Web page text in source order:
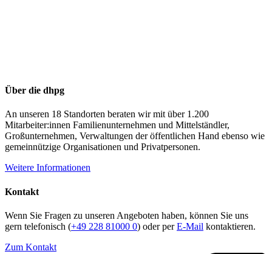
Über die dhpg
An unseren 18 Standorten beraten wir mit über 1.200
Mitarbeiter:innen Familienunternehmen und Mittelständler,
Großunternehmen, Verwaltungen der öffentlichen Hand ebenso wie
gemeinnützige Organisationen und Privatpersonen.
Weitere Informationen
Kontakt
Wenn Sie Fragen zu unseren Angeboten haben, können Sie uns
gern telefonisch (+49 228 81000 0) oder perE-Mail kontaktieren.
Zum Kontakt